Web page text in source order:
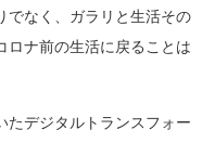
でなく、ガラリと生活その
ロナ前の生活に戻ることは
たデジタルトランスフォー